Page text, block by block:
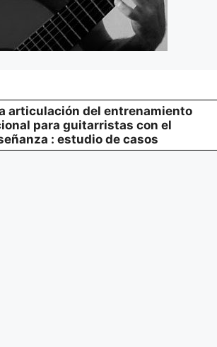
articulación del entrenamiento
para guitarristas con el
: estudio de casos